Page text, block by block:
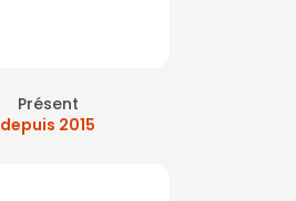
Présent
depuis 2015